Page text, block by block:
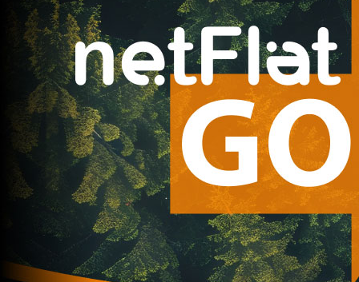
Ostalo
NE ZANIMAJU GA MIŠLJENJA DRUGIH: Koeman
sastav za Sociedad
5 godina 7 mjesec